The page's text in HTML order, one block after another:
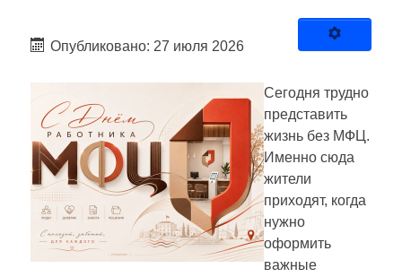
Опубликовано: 27 июля 2026
Сегодня трудно
представить
жизнь без МФЦ.
Именно сюда
жители
приходят, когда
нужно
оформить
важные